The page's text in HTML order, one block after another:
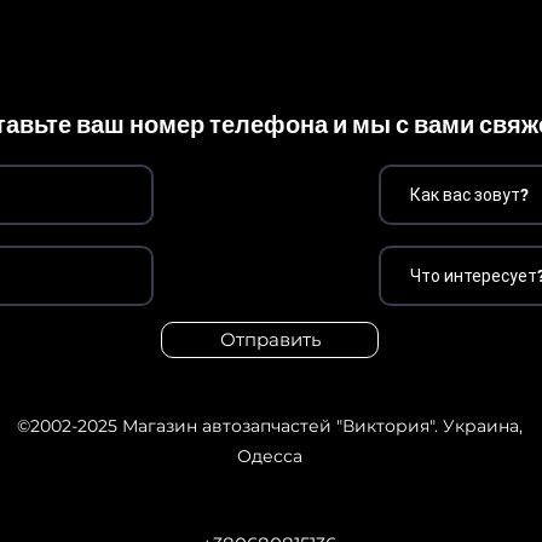
ваш номер телефона и мы с вами
Отправить
©2002-2025Магазин автозапчастей "Виктория". Украина,
Одесса